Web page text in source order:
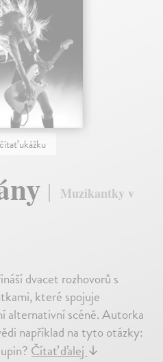
ukážku
Muzikantky v
dvacet rozhovorů s
které spojuje
alternativní scéně. Autorka
například na tyto otázky:
Čítať ďalej ↓